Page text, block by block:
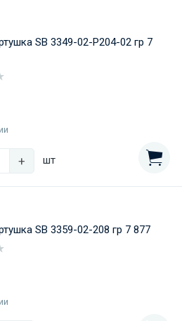
SB 3349-02-Р204-02 гр 7
+ шт
SB 3359-02-208 гр 7 877